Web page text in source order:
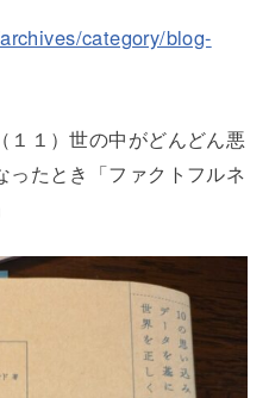
category/blog-
１１）世の中がどんどん悪
ったとき「ファクトフルネ